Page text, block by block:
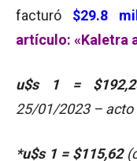
facturó $29.8
artículo: «Kaletra
u$s 1 =
25/01/2023 – acto
*u$s 1 = $115,62